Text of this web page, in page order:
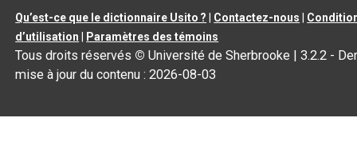
Qu’est-ce que le dictionnaire Usito ? Contactez-nous
d’utilisation
Paramètres des témoins
Tous droits réservés © Université de Sherbrooke |3.2.2 -
mise à jour du contenu :2026-08-03